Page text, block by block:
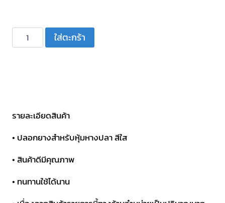
จำนวน
ปลอก
#221-
ชิ้น
ใส่ตะกร้า
รายละเอียดสินค้า
• ปลอกยางสำหรับหุ้มหางปลา สีใส
• สินค้าดีมีคุณภาพ
• ทนทานใช้ได้นาน